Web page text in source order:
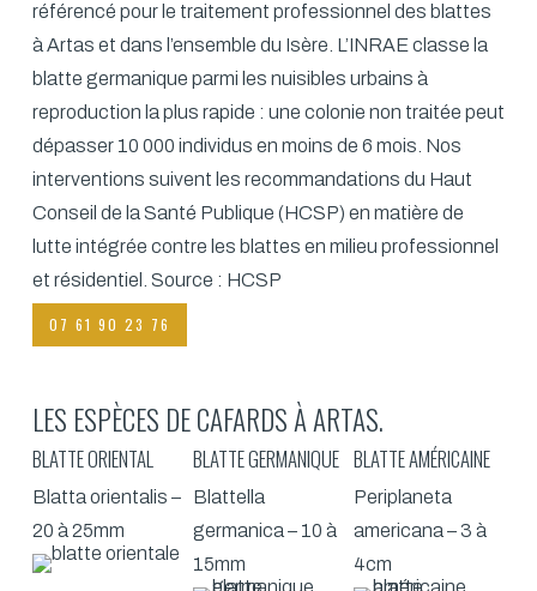
référencé pour le traitement professionnel des blattes
à Artas et dans l’ensemble du Isère. L’INRAE classe la
blatte germanique parmi les nuisibles urbains à
reproduction la plus rapide : une colonie non traitée peut
dépasser 10 000 individus en moins de 6 mois. Nos
interventions suivent les recommandations du Haut
Conseil de la Santé Publique (HCSP) en matière de
lutte intégrée contre les blattes en milieu professionnel
et résidentiel. Source : HCSP
07 61 90 23 76
LES ESPÈCES DE CAFARDS À ARTAS.
BLATTE ORIENTAL
Blatta orientalis –
20 à 25mm
BLATTE GERMANIQUE
Blattella
germanica – 10 à
15mm
BLATTE AMÉRICAINE
Periplaneta
americana – 3 à
4cm